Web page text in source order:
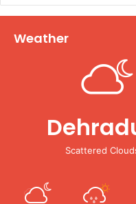
Weather
Scattered